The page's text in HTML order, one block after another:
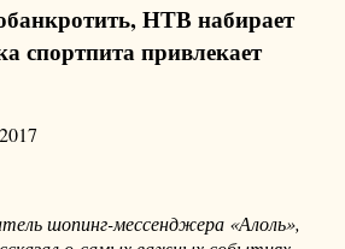
НТВ набирает
спортпита привлекает
шопинг-мессенджера «Алоль»,